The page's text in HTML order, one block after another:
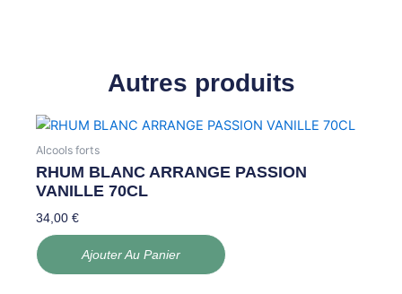
Autres produits
Alcools forts
RHUM BLANC ARRANGE PASSION
VANILLE 70CL
34,00€
Ajouter Au Panier